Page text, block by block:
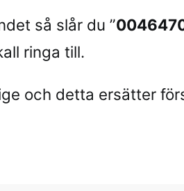
så slår du ”
ringa till.
och detta ersätter